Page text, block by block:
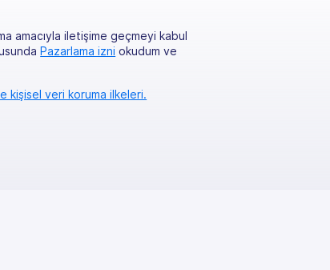
amacıyla iletişime geçmeyi kabul
Pazarlama izni okudum ve
kişisel veri koruma ilkeleri.